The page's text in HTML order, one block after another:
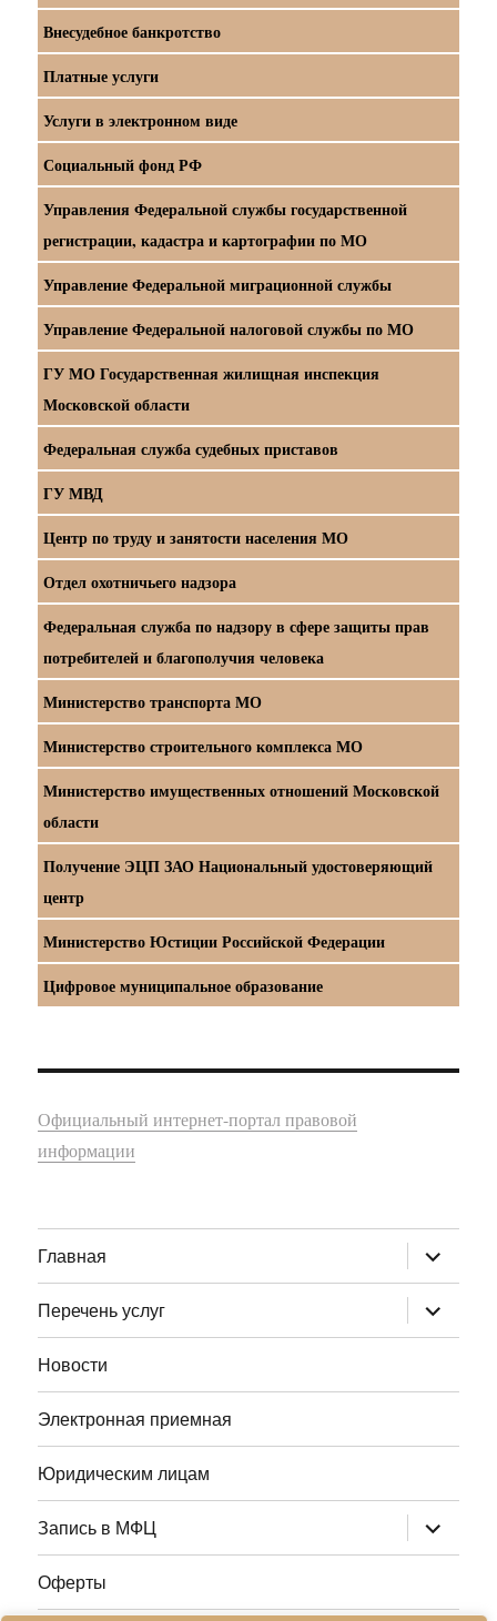
Внесудебное банкротство
Платные услуги
Услуги в электронном виде
Социальный фонд РФ
Управления Федеральной службы государственной
регистрации, кадастра и картографии по МО
Управление Федеральной миграционной службы
Управление Федеральной налоговой службы по МО
ГУ МО Государственная жилищная инспекция
Московской области
Федеральная служба судебных приставов
ГУ МВД
Центр по труду и занятости населения МО
Отдел охотничьего надзора
Федеральная служба по надзору в сфере защиты прав
потребителей и благополучия человека
Министерство транспорта МО
Министерство строительного комплекса МО
Министерство имущественных отношений Московской
области
Получение ЭЦП ЗАО Национальный удостоверяющий
центр
Министерство Юстиции Российской Федерации
Цифровое муниципальное образование
Официальный интернет-портал правовой
информации
Главная раскрыть
дочернее
меню
Перечень услуг
раскрыть
дочернее
меню
Новости
Электронная приемная
Юридическим лицам
Запись в МФЦ раскрыть
дочернее
меню
Оферты